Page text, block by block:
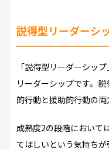
説得型リーダーシ
「説得型リーダーシッ
リーダーシップです。
的行動と援助的行動の両
成熟度2の段階において
てほしいという気持ち